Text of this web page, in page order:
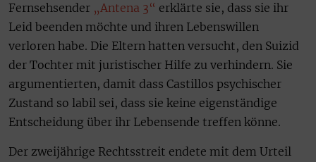
Fernsehsender „Antena 3“ erklärte sie, dass sie ihr
Leid beenden möchte und ihren Lebenswillen
verloren habe. Die Eltern hatten versucht, den Suizid
der Tochter mit juristischer Hilfe zu verhindern. Sie
argumentierten, damit dass Castillos psychischer
Zustand so labil sei, dass sie keine eigenständige
Entscheidung über ihr Lebensende treffen könne.
Der zweijährige Rechtsstreit endete mit dem Urteil